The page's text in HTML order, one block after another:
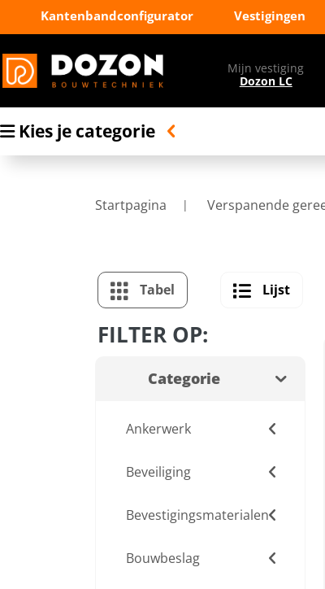
Kantenbandconfigurator Vestigingen
Mijn vestiging
Dozon LC
Kies je categorie
Startpagina Verspanende
Tabel Lijst
FILTER OP:
Categorie
Ankerwerk
Beveiliging
Bevestigingsmaterialen
Bouwbeslag